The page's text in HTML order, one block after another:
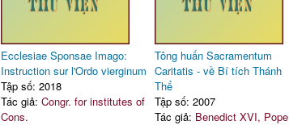
Ecclesiae Sponsae Imago:
Instruction sur l'Ordo vierginum
Tập số: 2018
Tác giả: Congr. for institutes of
Cons.
Tông huấn Sacramentum
Caritatis - về Bí tích Thánh
Thể
Tập số: 2007
Tác giả: Benedict XVI, Pope